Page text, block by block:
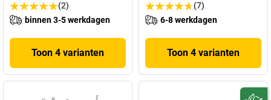
(2)
binnen 3-5 werkdagen
Toon 4 varianten
(7)
6-8 werkdagen
Toon 4 varianten